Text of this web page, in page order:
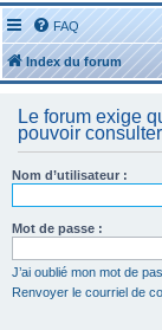
FAQ
Index du forum
Le forum exige
pouvoir
Nom d’utilisateur :
Mot de passe :
J’ai oublié mon mot de
Renvoyer le courriel de